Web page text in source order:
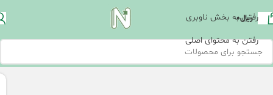
رفتن به بخش ناوبری
رفتن به محتوای اصلی
ریال0